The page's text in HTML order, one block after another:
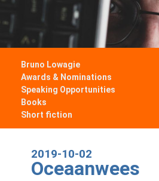
Bruno Lowagie
Awards & Nominations
Speaking Opportunities
Books
Short fiction
2019-10-02
Oceaanwees